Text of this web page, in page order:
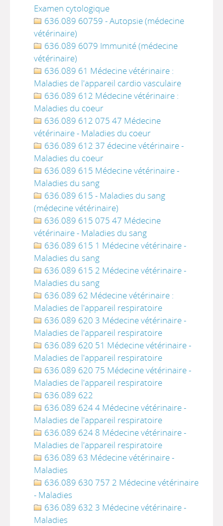
Examen cytologique
636.089 60759 - Autopsie (médecine
vétérinaire)
636.089 6079 Immunité (médecine
vétérinaire)
636.089 61 Médecine vétérinaire :
Maladies de l'appareil cardio vasculaire
636.089 612 Médecine vétérinaire :
Maladies du coeur
636.089 612 075 47 Médecine
vétérinaire - Maladies du coeur
636.089 612 37 édecine vétérinaire -
Maladies du coeur
636.089 615 Médecine vétérinaire -
Maladies du sang
636.089 615 - Maladies du sang
(médecine vétérinaire)
636.089 615 075 47 Médecine
vétérinaire - Maladies du sang
636.089 615 1 Médecine vétérinaire -
Maladies du sang
636.089 615 2 Médecine vétérinaire -
Maladies du sang
636.089 62 Médecine vétérinaire :
Maladies de l'appareil respiratoire
636.089 620 3 Médecine vétérinaire -
Maladies de l'appareil respiratoire
636.089 620 51 Médecine vétérinaire -
Maladies de l'appareil respiratoire
636.089 620 75 Médecine vétérinaire -
Maladies de l'appareil respiratoire
636.089 622
636.089 624 4 Médecine vétérinaire -
Maladies de l'appareil respiratoire
636.089 624 8 Médecine vétérinaire -
Maladies de l'appareil respiratoire
636.089 63 Médecine vétérinaire -
Maladies
636.089 630 757 2 Médecine vétérinaire
- Maladies
636.089 632 3 Médecine vétérinaire -
Maladies